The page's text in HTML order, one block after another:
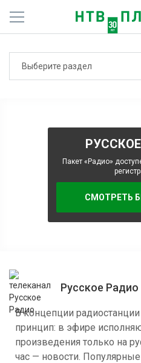
Выберите раздел
Пакет «Радио»
СМОТРЕТЬ
Русское Радио
В концепции
принцип: в эфире
произведения только на
час — новости.